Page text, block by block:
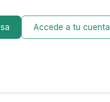
Accede a tu cuenta